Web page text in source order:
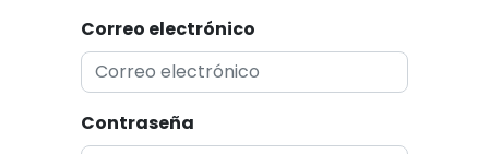
Correo electrónico
Contraseña